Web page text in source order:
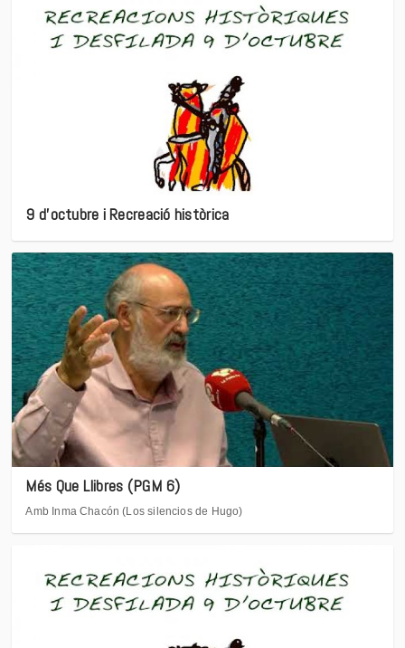
9 d’octubre i Recreació històrica
Més Que Llibres (PGM 6)
Amb Inma Chacón (Los silencios de Hugo)